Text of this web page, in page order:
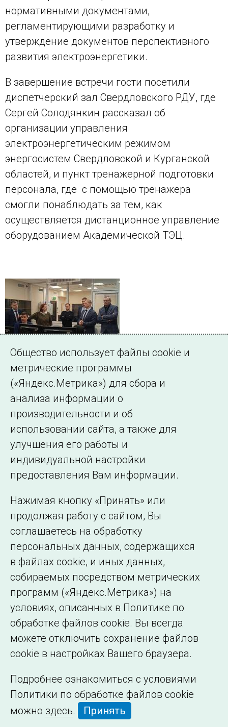
нормативными документами,
регламентирующими разработку и
утверждение документов перспективного
развития электроэнергетики.
В завершение встречи гости посетили
диспетчерский зал Свердловского РДУ, где
Сергей Солодянкин рассказал об
организации управления
электроэнергетическим режимом
энергосистем Свердловской и Курганской
областей, и пункт тренажерной подготовки
персонала, где с помощью тренажера
смогли понаблюдать за тем, как
осуществляется дистанционное управление
оборудованием Академической ТЭЦ.
← Все публикации
Подписаться на новости
©2005–2026 АО «СО ЕЭС»
Филиалы и
представительства
образовательной
организации
Общество использует файлы cookie и
метрические программы
(«Яндекс.Метрика») для сбора и
анализа информации о
производительности и об
использовании сайта, а также для
улучшения его работы и
индивидуальной настройки
предоставления Вам информации.
Нажимая кнопку «Принять» или
продолжая работу с сайтом, Вы
соглашаетесь на обработку
персональных данных, содержащихся
в файлах cookie, и иных данных,
собираемых посредством метрических
программ («Яндекс.Метрика») на
условиях, описанных в Политике по
обработке файлов cookie. Вы всегда
можете отключить сохранение файлов
cookie в настройках Вашего браузера.
Подробнее ознакомиться с условиями
Политики по обработке файлов cookie
можно здесь. Принять